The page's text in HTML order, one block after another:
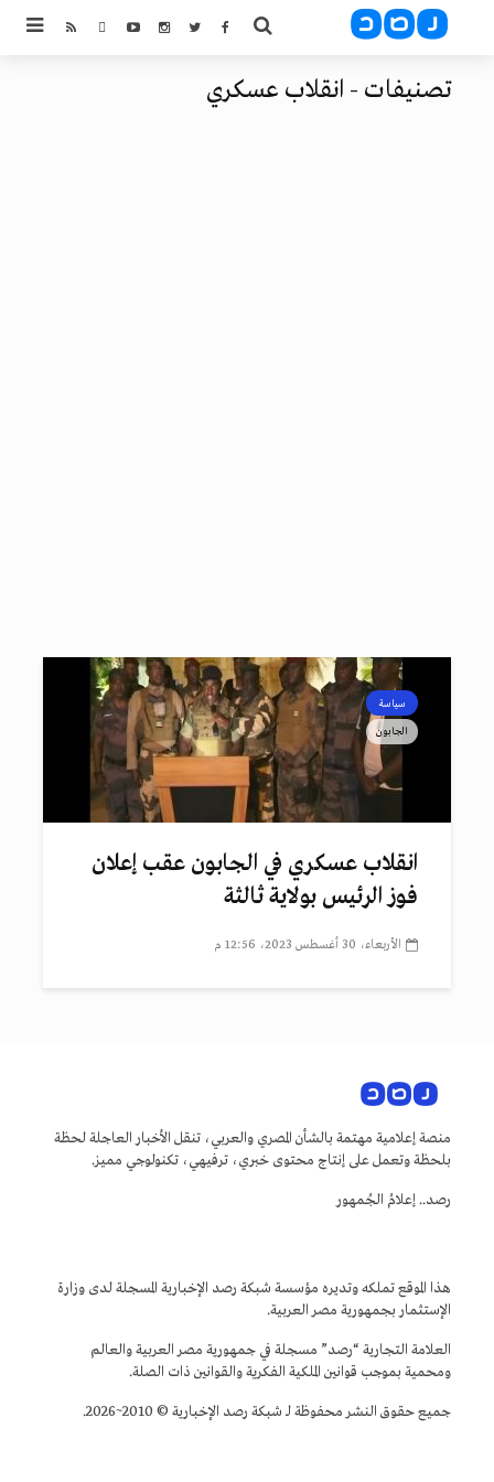
تصنيفات - انقلاب عسكري
سياسة
الجابون
انقلاب عسكري في الجابون عقب إعلان
فوز الرئيس بولاية ثالثة
الأربعاء، 30 أغسطس 2023، 12:56 م
منصة إعلامية مهتمة بالشأن المصري والعربي، تنقل الأخبار العاجلة لحظة
بلحظة وتعمل على إنتاج محتوى خبري، ترفيهي، تكنولوجي مميز.
رصد.. إعلامُ الجُمهور
هذا الموقع تملكه وتديره مؤسسة شبكة رصد الإخبارية المسجلة لدى وزارة
الإستثمار بجمهورية مصر العربية.
العلامة التجارية “رصد” مسجلة في جمهورية مصر العربية والعالم
ومحمية بموجب قوانين الملكية الفكرية والقوانين ذات الصلة.
جميع حقوق النشر محفوظة لـ شبكة رصد الإخبارية © 2010~2026.